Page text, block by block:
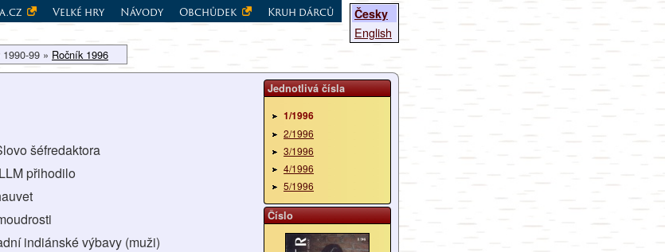
Česky
English
Velké hry Návody Obchůdek Kruh dárců
99 » Ročník 1996
Jednotlivá čísla
1/1996
2/1996
3/1996
4/1996
5/1996
Číslo
šéfredaktora
přihodilo
indiánské výbavy (muži)